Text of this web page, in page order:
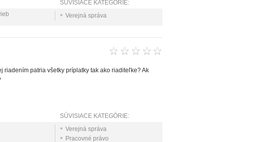
SÚVISIACE KATEGÓRIE:
Verejná správa
patria všetky príplatky tak ako riaditeľke? Ak
SÚVISIACE KATEGÓRIE:
Verejná správa
Pracovné právo